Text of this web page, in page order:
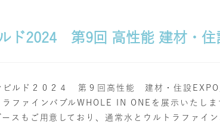
ド2024 第9回 高性能 建材・住
ビルド２０２４ 第９回高性能 建材・住設EXPO
ラファインバブルWHOLE IN ONE を展示いたしま
ースもご用意しており、通常水とウルトラファイ